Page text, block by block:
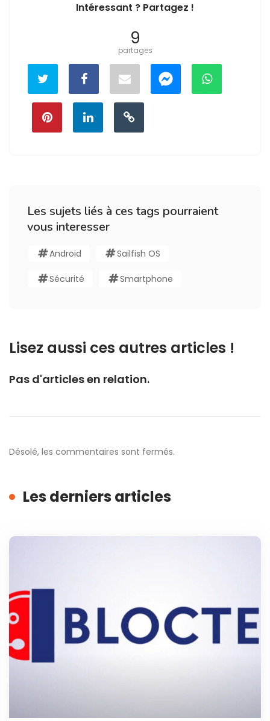
Intéressant ? Partagez !
9
partages
Les sujets liés à ces tags pourraient
vous interesser
Android Sailfish OS
Sécurité Smartphone
Lisez aussi ces autres articles !
Pas d'articles en relation.
Désolé, les commentaires sont fermés.
Les derniers articles